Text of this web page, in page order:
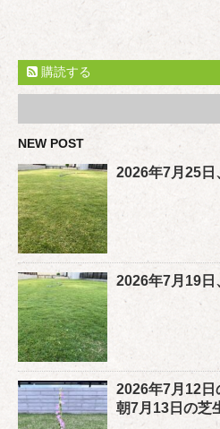
購読する
NEW POST
2026年7月25日
2026年7月19日
2026年7月12日
朝7月13日の芝